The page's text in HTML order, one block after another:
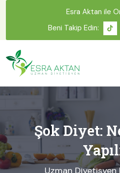
Esra Aktan ile
Beni Takip Edin:
Şok Diyet:
Uzman Diyetisyen